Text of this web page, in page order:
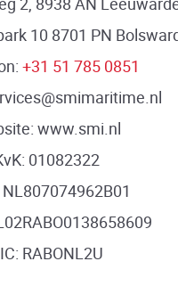
10 8701 PN
+31 51 785 0851
www.smi.nl
01082322
NL807074962B01
RABONL2U